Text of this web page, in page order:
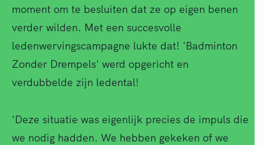
moment om te besluiten dat ze op eigen benen
verder wilden. Met een succesvolle
ledenwervingscampagne lukte dat! 'Badminton
Zonder Drempels' werd opgericht en
verdubbelde zijn ledental!
'Deze situatie was eigenlijk precies de impuls die
we nodig hadden. We hebben gekeken of we